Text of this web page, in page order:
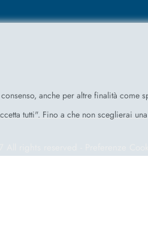
anche per altre finalità come
tutti". Fino a che non sceglierai